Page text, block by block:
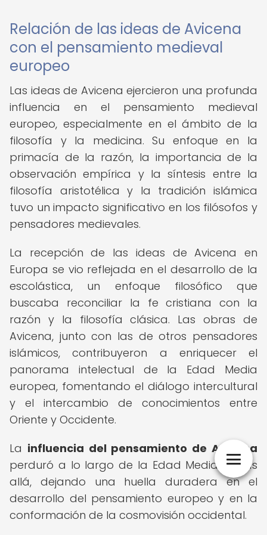
Relación de las ideas de Avicena
con el pensamiento medieval
europeo
Las ideas de Avicena ejercieron una profunda
influencia en el pensamiento medieval
europeo, especialmente en el ámbito de la
filosofía y la medicina. Su enfoque en la
primacía de la razón, la importancia de la
observación empírica y la síntesis entre la
filosofía aristotélica y la tradición islámica
tuvo un impacto significativo en los filósofos y
pensadores medievales.
La recepción de las ideas de Avicena en
Europa se vio reflejada en el desarrollo de la
escolástica, un enfoque filosófico que
buscaba reconciliar la fe cristiana con la
razón y la filosofía clásica. Las obras de
Avicena, junto con las de otros pensadores
islámicos, contribuyeron a enriquecer el
panorama intelectual de la Edad Media
europea, fomentando el diálogo intercultural
y el intercambio de conocimientos entre
Oriente y Occidente.
La influencia del pensamiento de Avicena
perduró a lo largo de la Edad Media y más
allá, dejando una huella duradera en el
desarrollo del pensamiento europeo y en la
conformación de la cosmovisión occidental.